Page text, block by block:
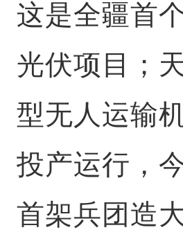
这是全疆首
光伏项目；
型无人运输
投产运行，
首架兵团造